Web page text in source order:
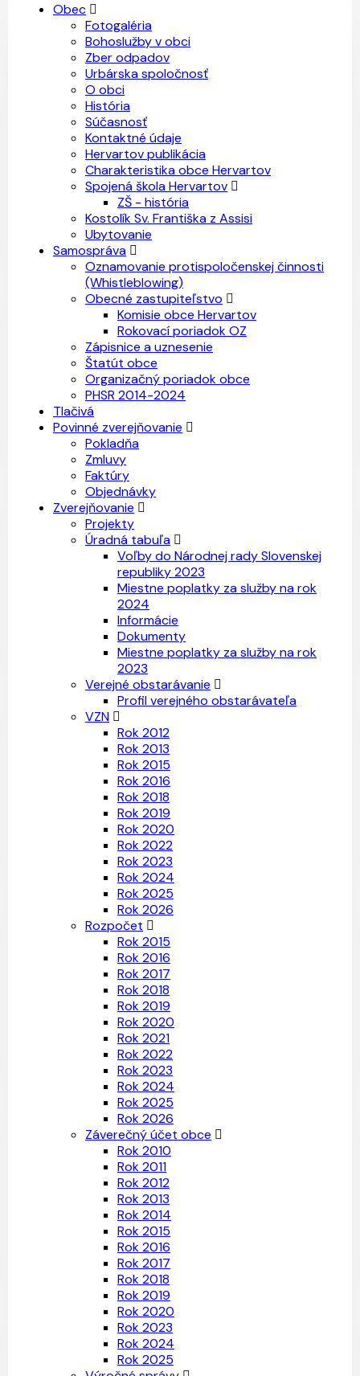
Obec
Fotogaléria
Bohoslužby v obci
Zber odpadov
Urbárska spoločnosť
O obci
História
Súčasnosť
Kontaktné údaje
Hervartov publikácia
Charakteristika obce Hervartov
Spojená škola Hervartov
ZŠ - história
Kostolík Sv. Františka z Assisi
Ubytovanie
Samospráva
Oznamovanie protispoločenskej činnosti
(Whistleblowing)
Obecné zastupiteľstvo
Komisie obce Hervartov
Rokovací poriadok OZ
Zápisnice a uznesenie
Štatút obce
Organizačný poriadok obce
PHSR 2014-2024
Tlačivá
Povinné zverejňovanie
Pokladňa
Zmluvy
Faktúry
Objednávky
Zverejňovanie
Projekty
Úradná tabuľa
Voľby do Národnej rady Slovenskej
republiky 2023
Miestne poplatky za služby na rok
2024
Informácie
Dokumenty
Miestne poplatky za služby na rok
2023
Verejné obstarávanie
Profil verejného obstarávateľa
VZN
Rok 2012
Rok 2013
Rok 2015
Rok 2016
Rok 2018
Rok 2019
Rok 2020
Rok 2022
Rok 2023
Rok 2024
Rok 2025
Rok 2026
Rozpočet
Rok 2015
Rok 2016
Rok 2017
Rok 2018
Rok 2019
Rok 2020
Rok 2021
Rok 2022
Rok 2023
Rok 2024
Rok 2025
Rok 2026
Záverečný účet obce
Rok 2010
Rok 2011
Rok 2012
Rok 2013
Rok 2014
Rok 2015
Rok 2016
Rok 2017
Rok 2018
Rok 2019
Rok 2020
Rok 2023
Rok 2024
Rok 2025